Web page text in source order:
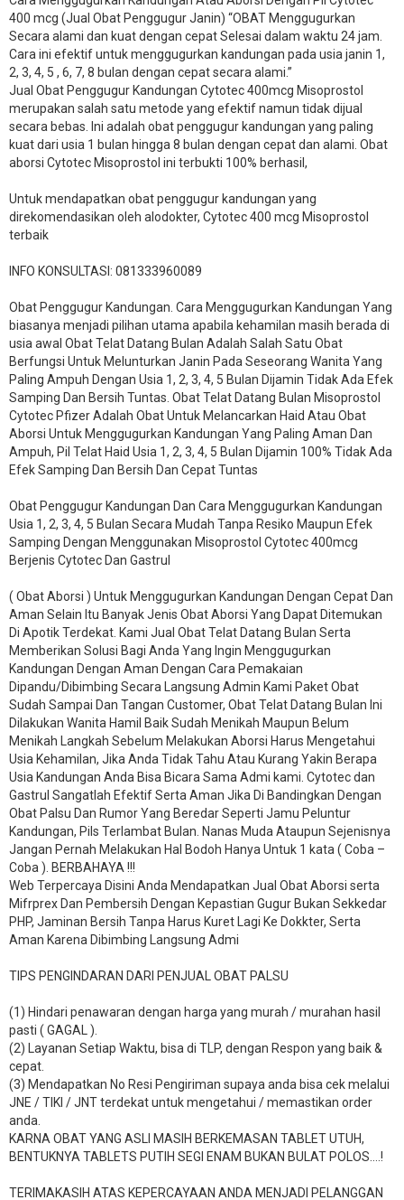
400 mcg (Jual Obat Penggugur Janin) “OBAT Menggugurkan
Secara alami dan kuat dengan cepat Selesai dalam waktu 24 jam.
Cara ini efektif untuk menggugurkan kandungan pada usia janin 1,
2, 3, 4, 5 , 6, 7, 8 bulan dengan cepat secara alami.”
Jual Obat Penggugur Kandungan Cytotec 400mcg Misoprostol
merupakan salah satu metode yang efektif namun tidak dijual
secara bebas. Ini adalah obat penggugur kandungan yang paling
kuat dari usia 1 bulan hingga 8 bulan dengan cepat dan alami. Obat
aborsi Cytotec Misoprostol ini terbukti 100% berhasil,
Untuk mendapatkan obat penggugur kandungan yang
direkomendasikan oleh alodokter, Cytotec 400 mcg Misoprostol
terbaik
INFO KONSULTASI: 081333960089
​Obat Penggugur Kandungan. Cara Menggugurkan Kandungan Yang
biasanya menjadi pilihan utama apabila kehamilan masih berada di
usia awal Obat Telat Datang Bulan Adalah Salah Satu Obat
Berfungsi Untuk Melunturkan Janin Pada Seseorang Wanita Yang
Paling Ampuh Dengan Usia 1, 2, 3, 4, 5 Bulan Dijamin Tidak Ada Efek
Samping Dan Bersih Tuntas. Obat Telat Datang Bulan Misoprostol
Cytotec Pfizer Adalah Obat Untuk Melancarkan Haid Atau Obat
Aborsi Untuk Menggugurkan Kandungan Yang Paling Aman Dan
Ampuh, Pil Telat Haid Usia 1, 2, 3, 4, 5 Bulan Dijamin 100% Tidak Ada
Efek Samping Dan Bersih Dan Cepat Tuntas
Obat Penggugur Kandungan Dan Cara Menggugurkan Kandungan
Usia 1, 2, 3, 4, 5 Bulan Secara Mudah Tanpa Resiko Maupun Efek
Samping Dengan Menggunakan Misoprostol Cytotec 400mcg
Berjenis Cytotec Dan Gastrul
( Obat Aborsi ) Untuk Menggugurkan Kandungan Dengan Cepat Dan
Aman Selain Itu Banyak Jenis Obat Aborsi Yang Dapat Ditemukan
Di Apotik Terdekat. Kami Jual Obat Telat Datang Bulan Serta
Memberikan Solusi Bagi Anda Yang Ingin Menggugurkan
Kandungan Dengan Aman Dengan Cara Pemakaian
Dipandu/Dibimbing Secara Langsung Admin Kami Paket Obat
Sudah Sampai Dan Tangan Customer, Obat Telat Datang Bulan Ini
Dilakukan Wanita Hamil Baik Sudah Menikah Maupun Belum
Menikah Langkah Sebelum Melakukan Aborsi Harus Mengetahui
Usia Kehamilan, Jika Anda Tidak Tahu Atau Kurang Yakin Berapa
Usia Kandungan Anda Bisa Bicara Sama Admi kami. Cytotec dan
Gastrul Sangatlah Efektif Serta Aman Jika Di Bandingkan Dengan
Obat Palsu Dan Rumor Yang Beredar Seperti Jamu Peluntur
Kandungan, Pils Terlambat Bulan. Nanas Muda Ataupun Sejenisnya
Jangan Pernah Melakukan Hal Bodoh Hanya Untuk 1 kata ( Coba –
Coba ). BERBAHAYA !!!
Web Terpercaya Disini Anda Mendapatkan Jual Obat Aborsi serta
Mifrprex Dan Pembersih Dengan Kepastian Gugur Bukan Sekkedar
PHP, Jaminan Bersih Tanpa Harus Kuret Lagi Ke Dokkter, Serta
Aman Karena Dibimbing Langsung Admi
TIPS PENGINDARAN DARI PENJUAL OBAT PALSU
(1) Hindari penawaran dengan harga yang murah / murahan hasil
pasti ( GAGAL ).
(2) Layanan Setiap Waktu, bisa di TLP, dengan Respon yang baik &
cepat.
(3) Mendapatkan No Resi Pengiriman supaya anda bisa cek melalui
JNE / TIKI / JNT terdekat untuk mengetahui / memastikan order
anda.
KARNA OBAT YANG ASLI MASIH BERKEMASAN TABLET UTUH,
BENTUKNYA TABLETS PUTIH SEGI ENAM BUKAN BULAT POLOS….!
TERIMAKASIH ATAS KEPERCAYAAN ANDA MENJADI PELANGGAN